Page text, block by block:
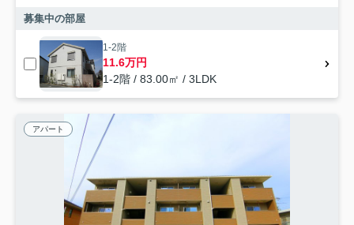
募集中の部屋
1-2階
11.6万円
1-2階 / 83.00㎡ / 3LDK
アパート